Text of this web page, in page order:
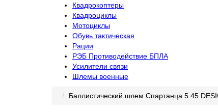
Квадрокоптеры
Квадроциклы
Мотоциклы
Обувь тактическая
Рации
РЭБ Противодействие БПЛА
Усилители связи
Шлемы военные
Баллистический шлем Спартанца 5.45